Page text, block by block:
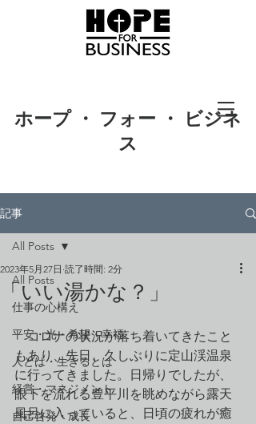
ホープ ・ フォー ・ ビジネ
ス
記事
All Posts
仕事の心構え
平安・光・希望・幸福
人とは・生きるとは
経営・マネジメント
自己啓発・成長
All Posts
「いい湯かな？」
2023年5月27日 読了時間: 2分
コロナの状況が落ち着いてきたこと
もあり、先日、久しぶりに定山渓温泉
に行ってきました。日帰りでしたが、
眼下を流れる豊平川を眺めながら露天
風呂に入っていると、日頃の疲れが癒